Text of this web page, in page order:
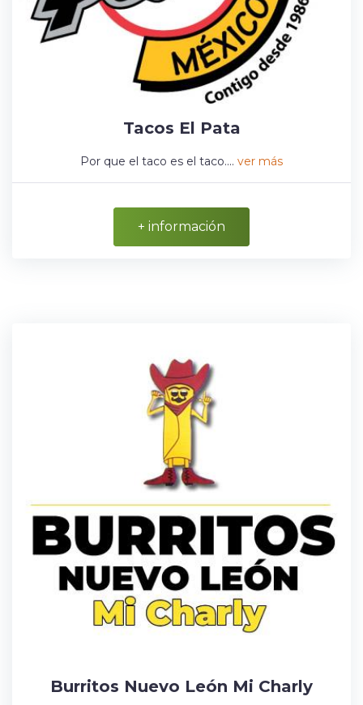
Tacos El Pata
Por que el taco es el taco.... ver más
+ información
Burritos Nuevo León Mi Charly